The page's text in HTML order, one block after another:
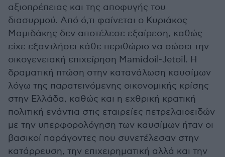
αξιοπρέπειας και της αποφυγής του
διασυρμού. Από ό,τι φαίνεται ο Κυριάκος
Μαμιδάκης δεν αποτέλεσε εξαίρεση, καθώς
είχε εξαντλήσει κάθε περιθώριο να σώσει την
οικογενειακή επιχείρηση Mamidoil-Jetoil. Η
δραματική πτώση στην κατανάλωση καυσίμων
λόγω της παρατεινόμενης οικονομικής κρίσης
στην Ελλάδα, καθώς και η εχθρική κρατική
πολιτική ενάντια στις εταιρείες πετρελαιοειδών
με την υπερφορολόγηση των καυσίμων ήταν οι
βασικοί παράγοντες που συνετέλεσαν στην
κατάρρευση, την επιχειρηματική αλλά και την